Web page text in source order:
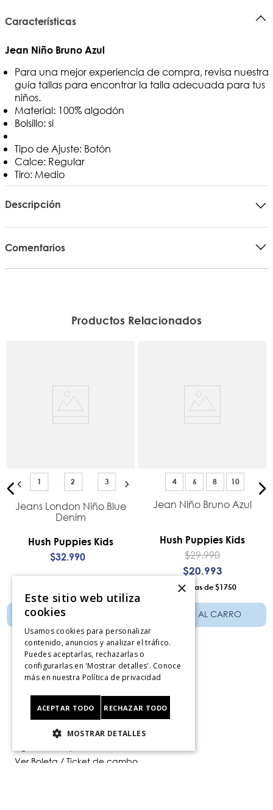
Características
Jean Niño Bruno Azul
Para una mejor experiencia de compra, revisa nuestra
guía tallas para encontrar la talla adecuada para tus
niños.
Material: 100% algodón
Bolsillo: sí
Tipo de Ajuste: Botón
Calce: Regular
Tiro: Medio
Descripción
Comentarios
Productos Relacionados
1 2 3
Jeans London Niño Blue
Denim
Hush Puppies Kids
$32.990
AÑADIR AL CARRO
4 6 8 10
Jean Niño Bruno Azul
Hush Puppies Kids
$29.990
$20.993
$1750
AÑADIR AL CARRO
Servicio al consumidor
Centro De Ayuda
¿Dónde Viene Mi Compra?
Ver Boleta / Ticket de cambo
×
Este sitio web utiliza
cookies
Usamos cookies para personalizar
contenido, anuncios y analizar el tráfico.
Puedes aceptarlas, rechazarlas o
configurarlas en 'Mostrar detalles'. Conoce
más en nuestra Política de privacidad
ACEPTAR TODO RECHAZAR TODO
MOSTRAR DETALLES